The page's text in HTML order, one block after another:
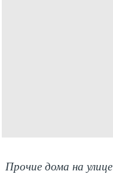
Прочие дома на улице